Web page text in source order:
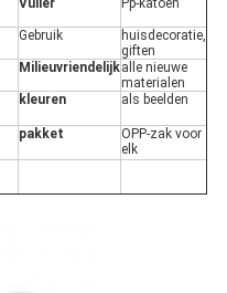
Vuller Pp-katoen
Gebruik
huisdecoratie,
giften
Milieuvriendelijkalle nieuwe
materialen
kleuren als beelden
pakket
OPP-zak voor
elk